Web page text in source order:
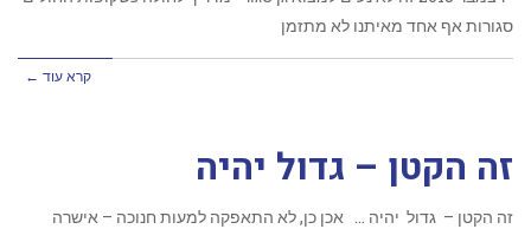
סגורות אף אחד מאיתנו לא מתזמן
קרא עוד ←
זה הקטן – גדול יהיה
זה הקטן – גדול יהיה … אכן כן, לא התאפקה למעות חנוכה – אישרה